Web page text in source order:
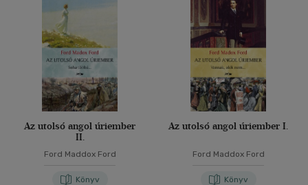
Az utolsó angol úriember
II.
Ford Maddox Ford
Könyv
Az utolsó angol úriember I.
Ford Maddox Ford
Könyv